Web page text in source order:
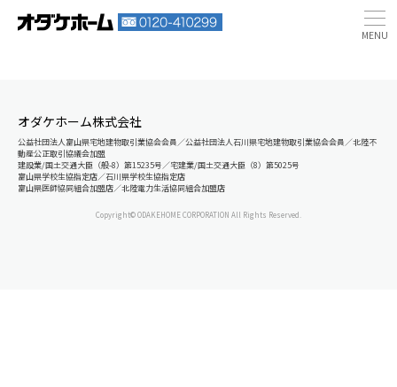
オダケホーム株式会社
公益社団法人富山県宅地建物取引業協会会員／公益社団法人石川県宅地建物取引業協会会員／北陸不
動産公正取引協議会加盟
建設業/国土交通大臣（般-8）第15235号／宅建業/国土交通大臣（8）第5025号
富山県学校生協指定店／石川県学校生協指定店
富山県医師協同組合加盟店／北陸電力生活協同組合加盟店
Copyright© ODAKEHOME CORPORATION All Rights Reserved.